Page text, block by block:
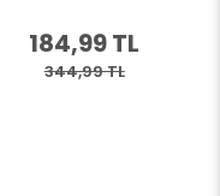
184,99 TL
344,99 TL